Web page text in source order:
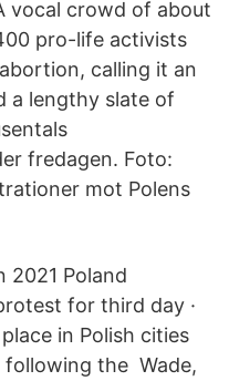
vocal crowd of about
pro-life activists
calling it an
a lengthy slate of
fredagen. Foto:
mot Polens
Poland
for third day ·
in Polish cities
the Wade,